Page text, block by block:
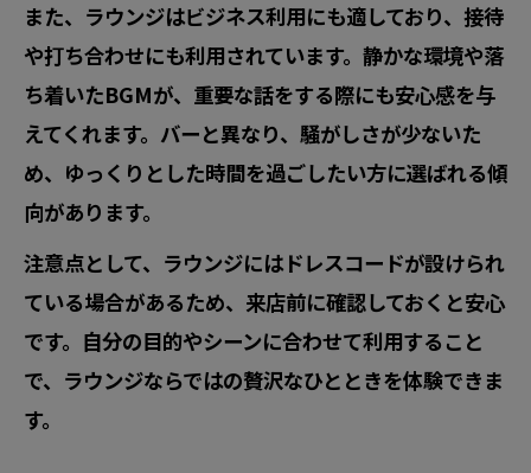
また、ラウンジはビジネス利用にも適しており、接待
や打ち合わせにも利用されています。静かな環境や落
ち着いたBGMが、重要な話をする際にも安心感を与
えてくれます。バーと異なり、騒がしさが少ないた
め、ゆっくりとした時間を過ごしたい方に選ばれる傾
向があります。
注意点として、ラウンジにはドレスコードが設けられ
ている場合があるため、来店前に確認しておくと安心
です。自分の目的やシーンに合わせて利用すること
で、ラウンジならではの贅沢なひとときを体験できま
す。